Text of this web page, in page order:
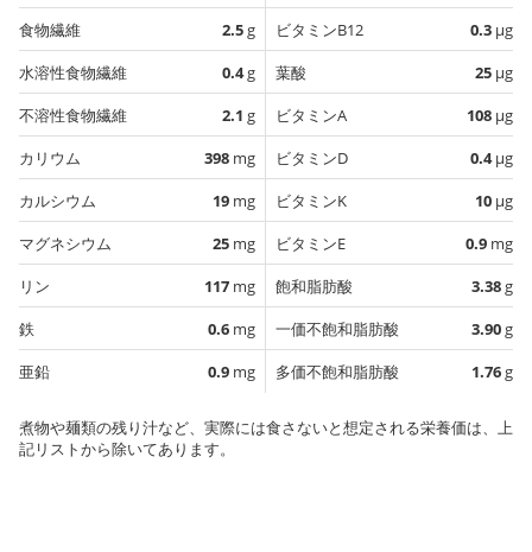
食物繊維
2.5g
水溶性食物繊維
0.4g
不溶性食物繊維
2.1 g
カリウム
398 mg
カルシウム
19 mg
マグネシウム
25 mg
リン
117 mg
鉄
0.6 mg
亜鉛
0.9 mg
ビタミンB12
0.3 µg
葉酸
25 µg
ビタミンA
108 µg
ビタミンD
0.4µg
ビタミンK
10 µg
ビタミンE
0.9 mg
飽和脂肪酸
3.38g
一価不飽和脂肪酸
3.90g
多価不飽和脂肪酸
1.76g
煮物や麺類の残り汁など、実際には食さないと想定される栄養価は、上
記リストから除いてあります。